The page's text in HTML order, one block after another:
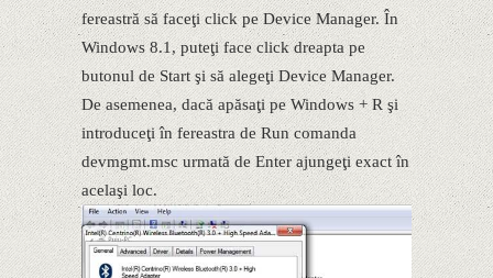
fereastră să faceţi click pe Device Manager. În
Windows 8.1, puteţi face click dreapta pe
butonul de Start şi să alegeţi Device Manager.
De asemenea, dacă apăsaţi pe Windows + R şi
introduceţi în fereastra de Run comanda
devmgmt.msc urmată de Enter ajungeţi exact în
acelaşi loc.